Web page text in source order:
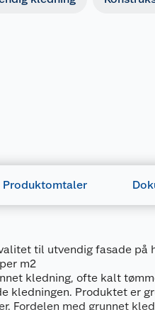
Produktomtaler
til utvendig fasade på
m2
kledning, ofte kalt
kledningen. Produktet er
Fordelen med grunnet